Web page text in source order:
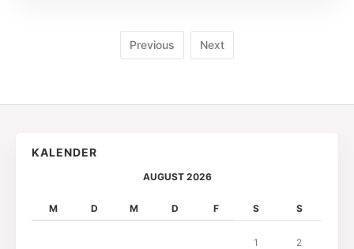
Previous Next
KALENDER
AUGUST 2026
M D M D F S S
1 2